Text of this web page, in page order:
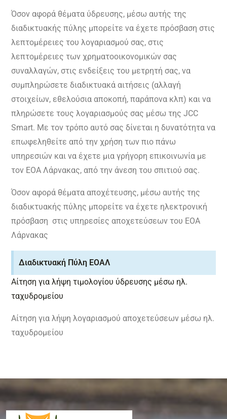
Όσον αφορά θέματα ύδρευσης, μέσω αυτής της
διαδικτυακής πύλης μπορείτε να έχετε πρόσβαση στις
λεπτομέρειες του λογαριασμού σας, στις
λεπτομέρειες των χρηματοοικονομικών σας
συναλλαγών, στις ενδείξεις του μετρητή σας, να
συμπληρώσετε διαδικτυακά αιτήσεις (αλλαγή
στοιχείων, εθελούσια αποκοπή, παράπονα κλπ) και να
πληρώσετε τους λογαριασμούς σας μέσω της JCC
Smart. Με τον τρόπο αυτό σας δίνεται η δυνατότητα να
επωφεληθείτε από την χρήση των πιο πάνω
υπηρεσιών και να έχετε μια γρήγορη επικοινωνία με
τον ΕΟΑ Λάρνακας, από την άνεση του σπιτιού σας.
Όσον αφορά θέματα αποχέτευσης, μέσω αυτής της
διαδικτυακής πύλης μπορείτε να έχετε ηλεκτρονική
πρόσβαση στις υπηρεσίες αποχετεύσεων του ΕΟΑ
Λάρνακας
Διαδικτυακή Πύλη ΕΟΑΛ
Aίτηση για λήψη τιμολογίου ύδρευσης μέσω ηλ.
ταχυδρομείου
Αίτηση για λήψη λογαριασμού αποχετεύσεων μέσω ηλ.
ταχυδρομείου